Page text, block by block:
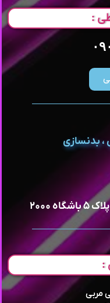
:
، بدنسازی
۲۰۰۰
:
مربی